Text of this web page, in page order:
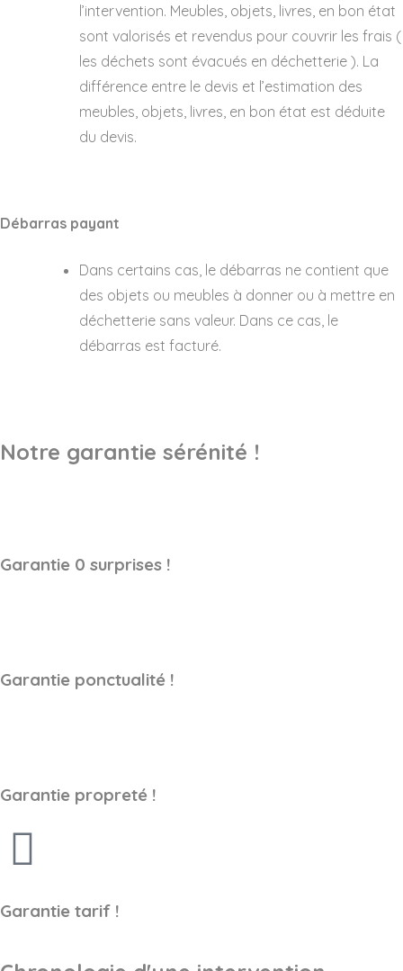
l’intervention. Meubles, objets, livres, en bon état
sont valorisés et revendus pour couvrir les frais (
les déchets sont évacués en déchetterie ). La
différence entre le devis et l’estimation des
meubles, objets, livres, en bon état est déduite
du devis.
Débarras payant
Dans certains cas, le débarras ne contient que
des objets ou meubles à donner ou à mettre en
déchetterie sans valeur. Dans ce cas, le
débarras est facturé.
Notre garantie sérénité !
Garantie 0 surprises !
Garantie ponctualité !
Garantie propreté !
Garantie tarif !